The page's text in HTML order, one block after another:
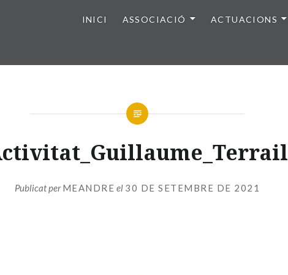
INICI ASSOCIACIÓ ACTUACIONS
Publicat perMEANDRE el 30 DE SETEMBRE DE 2021